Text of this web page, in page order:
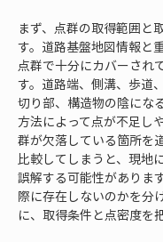
まず、点群の取得範囲と
す。道路基盤地図情報と
点群で十分にカバーされ
す。道路端、側溝、歩道
切り部、構造物の陰にな
方法によって点が不足し
群が欠落している箇所を
比較してしまうと、現地
誤解する可能性がありま
際に存在しないのかを分
に、取得条件と点密度を